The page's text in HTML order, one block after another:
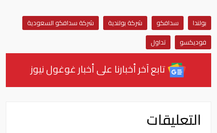
بولندا سدافكو شركة بولندية
شركة سدافكو السعودية
فوديكسو
تداول
تابع آخر أخبارنا على أخبار غوغول نيوز
التعليقات